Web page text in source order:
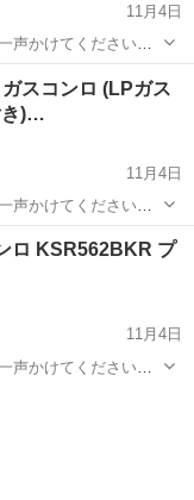
11月4日
声かけてください！
面グリル付き) ...
都市ガス
スコンロ (LPガス
き)…
11月4日
声かけてください！
名 Paloma ガスコンロ (LPガス用・水無し片面グリル付き) ...
グリル
11月4日
声かけてください！